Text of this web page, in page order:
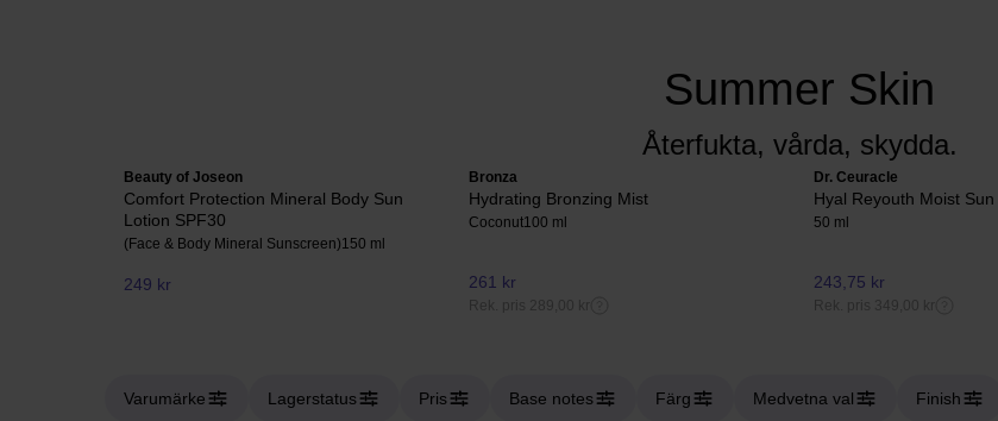
Summer Skin
Återfukta, vårda, skydda.
Beauty of Joseon
Comfort Protection Mineral Body Sun
Lotion SPF30
(Face & Body Mineral Sunscreen)150 ml
249 kr
Bronza
Hydrating Bronzing Mist
Coconut100 ml
261 kr
Rek. pris 289,00 kr
Dr. Ceuracle
Hyal Reyouth Moist Sun
50 ml
243,75 kr
Rek. pris 349,00 kr
Varumärke Lagerstatus Pris Base notes Färg Medvetna val Finish